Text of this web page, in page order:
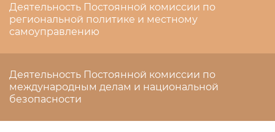
Деятельность Постоянной комиссии по
региональной политике и местному
самоуправлению
Деятельность Постоянной комиссии по
международным делам и национальной
безопасности